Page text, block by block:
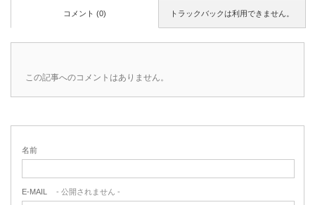
トラックバックは利用できません。
コメント (0)
この記事へのコメントはありません。
名前
E-MAIL - 公開されません -